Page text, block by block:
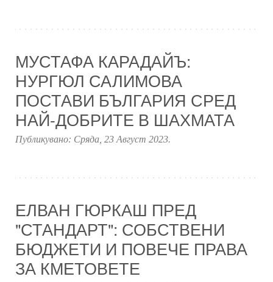
МУСТАФА КАРАДАЙЪ:
НУРГЮЛ САЛИМОВА
ПОСТАВИ БЪЛГАРИЯ СРЕД
НАЙ-ДОБРИТЕ В ШАХМАТА
Публикувано: Сряда, 23 Август 2023.
ЕЛВАН ГЮРКАШ ПРЕД
"СТАНДАРТ": СОБСТВЕНИ
БЮДЖЕТИ И ПОВЕЧЕ ПРАВА
ЗА КМЕТОВЕТЕ